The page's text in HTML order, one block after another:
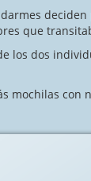
que
los dos
mochilas con